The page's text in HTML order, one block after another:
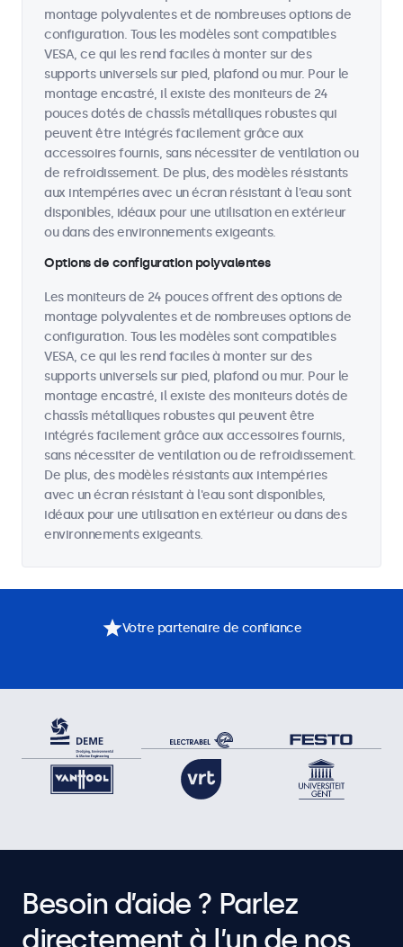
montage polyvalentes et de nombreuses options de
configuration. Tous les modèles sont compatibles
VESA, ce qui les rend faciles à monter sur des
supports universels sur pied, plafond ou mur. Pour le
montage encastré, il existe des moniteurs de 24
pouces dotés de chassîs métalliques robustes qui
peuvent être intégrés facilement grâce aux
accessoires fournis, sans nécessiter de ventilation ou
de refroidissement. De plus, des modèles résistants
aux intempéries avec un écran résistant à l'eau sont
disponibles, idéaux pour une utilisation en extérieur
ou dans des environnements exigeants.
Options de configuration polyvalentes
Les moniteurs de 24 pouces offrent des options de
montage polyvalentes et de nombreuses options de
configuration. Tous les modèles sont compatibles
VESA, ce qui les rend faciles à monter sur des
supports universels sur pied, plafond ou mur. Pour le
montage encastré, il existe des moniteurs dotés de
chassîs métalliques robustes qui peuvent être
intégrés facilement grâce aux accessoires fournis,
sans nécessiter de ventilation ou de refroidissement.
De plus, des modèles résistants aux intempéries
avec un écran résistant à l'eau sont disponibles,
idéaux pour une utilisation en extérieur ou dans des
environnements exigeants.
Votre partenaire de confiance
Besoin d’aide ? Parlez
directement à l’un de nos